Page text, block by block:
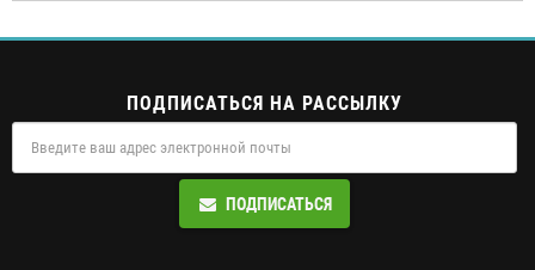
ПОДПИСАТЬСЯ НА РАССЫЛКУ
ПОДПИСАТЬСЯ